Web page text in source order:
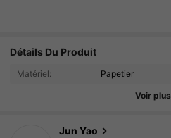
Détails Du Produit
Matériel: Papetier
Voir plus
Jun Yao
4.93 874 Suiveurs
874 Suiveurs
874 Suiveurs